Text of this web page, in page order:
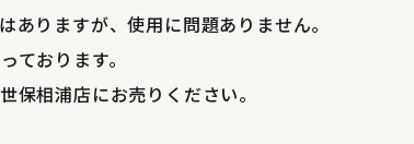
りますが、使用に問題ありません。
ております。
保相浦店にお売りください。